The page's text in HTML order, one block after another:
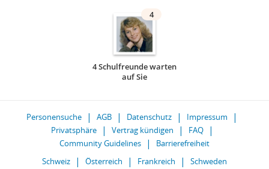
4
4 Schulfreunde warten
auf Sie
Personensuche AGB Datenschutz
Impressum
Privatsphäre
Vertrag kündigen
FAQ
Community Guidelines
Barrierefreiheit
Schweiz
Österreich Frankreich Schweden